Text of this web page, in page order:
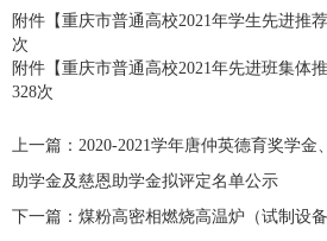
附件【重庆市普通高校2021年学生先进推
次
附件【重庆市普通高校2021年先进班集体
328次
上一篇： 2020-2021学年唐仲英德育奖学
助学金及慈恩助学金拟评定名单公示
下一篇： 煤粉高密相燃烧高温炉（试制设